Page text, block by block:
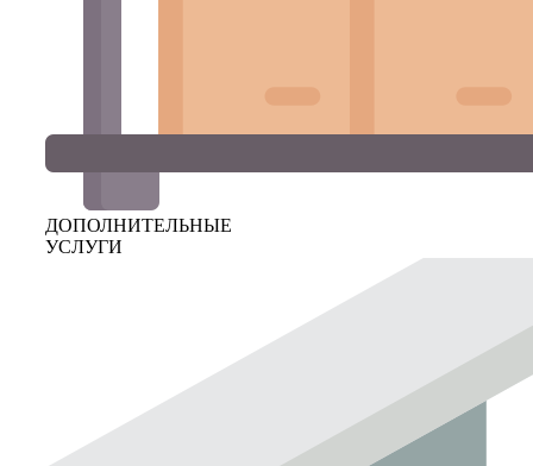
ДОПОЛНИТЕЛЬНЫЕ
УСЛУГИ